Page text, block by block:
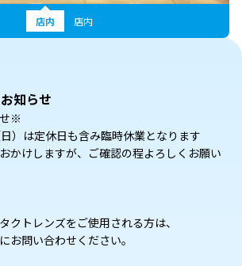
店内 店内
知らせ
※
）は定休日も含み臨時休業となります
かけしますが、ご確認の程よろしくお願い
クトレンズをご使用される方は、
お問い合わせください。